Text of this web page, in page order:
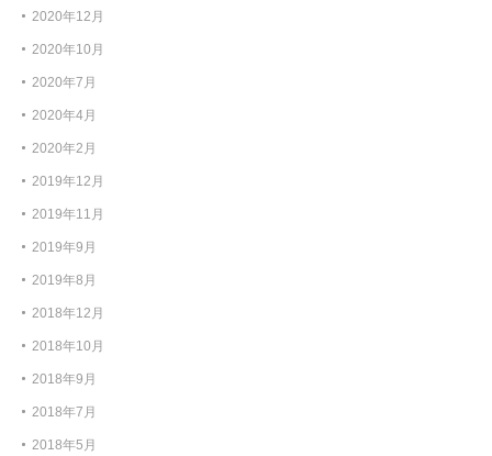
2020年12月
2020年10月
2020年7月
2020年4月
2020年2月
2019年12月
2019年11月
2019年9月
2019年8月
2018年12月
2018年10月
2018年9月
2018年7月
2018年5月